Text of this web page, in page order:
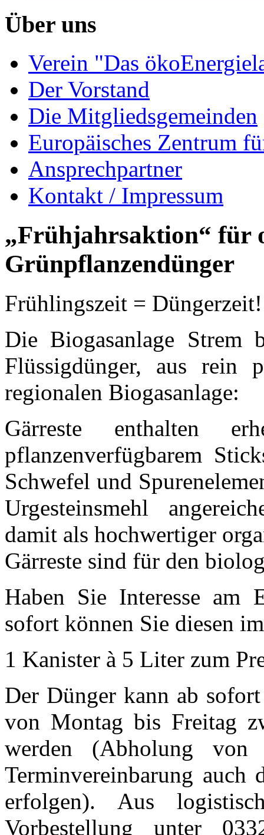
Über uns
Verein "Das
Der Vorstand
Die Mitgliedsgemeinden
Europäisches Zentrum
Ansprechpartner
Kontakt / Impressum
„Frühjahrsaktion“ für
Grünpflanzendünger
Frühlingszeit = Düngerzeit!
Die Biogasanlage Strem
Flüssigdünger, aus rein
regionalen Biogasanlage:
Gärreste enthalten
pflanzenverfügbarem
Schwefel und
Urgesteinsmehl
damit als hochwertiger
Gärreste sind für den
Haben Sie Interesse am
sofort können Sie diesen
1 Kanister à 5 Liter zum
Der Dünger kann ab
von Montag bis Freitag
werden (Abholung von
Terminvereinbarung auch
erfolgen). Aus
Vorbestellung unter